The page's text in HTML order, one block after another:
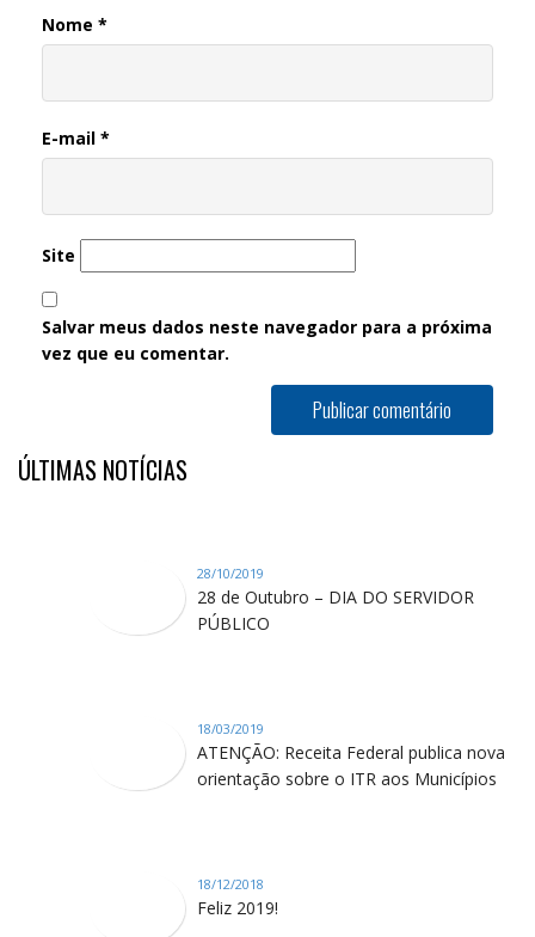
Nome *
E-mail *
Site
Salvar meus dados neste navegador para a próxima
vez que eu comentar.
ÚLTIMAS NOTÍCIAS
28/10/2019
28 de Outubro – DIA DO SERVIDOR
PÚBLICO
18/03/2019
ATENÇÃO: Receita Federal publica nova
orientação sobre o ITR aos Municípios
18/12/2018
Feliz 2019!